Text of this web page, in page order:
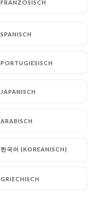
FRANZÖSISCH
SPANISCH
PORTUGIESISCH
JAPANISCH
ARABISCH
한국어 (KOREANISCH)
GRIECHISCH
FRANZÖSISCH
SPANISCH
PORTUGIESISCH
JAPANISCH
ARABISCH
한국어 (KOREANISCH)
GRIECHISCH